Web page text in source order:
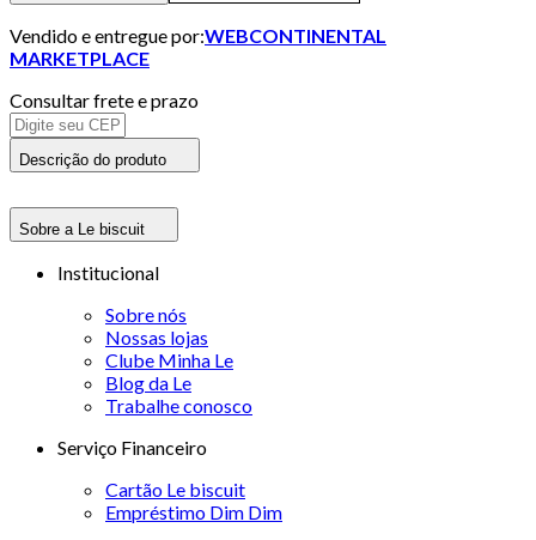
Vendido e entregue por:WEBCONTINENTAL
MARKETPLACE
Consultar frete e prazo
Descrição do produto
Sobre a Le biscuit
Institucional
Sobre nós
Nossas lojas
Clube Minha Le
Blog da Le
Trabalhe conosco
Serviço Financeiro
Cartão Le biscuit
Empréstimo Dim Dim